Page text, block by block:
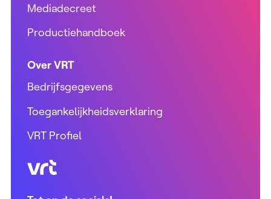
Mediadecreet
Productiehandboek
Over VRT
Bedrijfsgegevens
Toegankelijkheidsverklaring
VRT Profiel
VRT (home)